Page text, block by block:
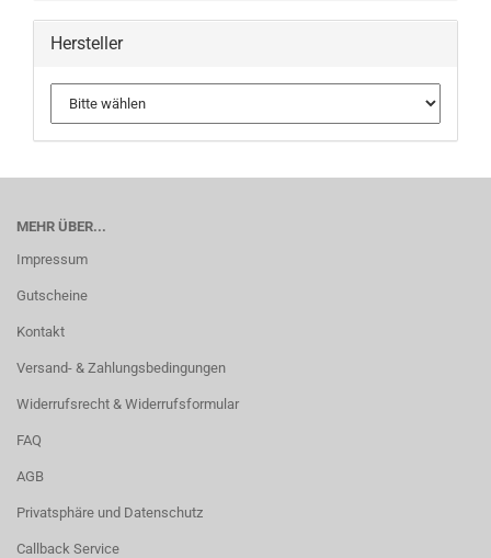
Hersteller
MEHR ÜBER...
Impressum
Gutscheine
Kontakt
Versand- & Zahlungsbedingungen
Widerrufsrecht & Widerrufsformular
FAQ
AGB
Privatsphäre und Datenschutz
Callback Service